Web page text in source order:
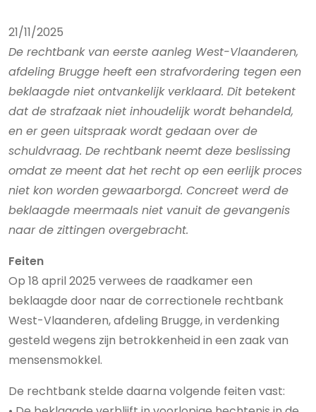
21/11/2025
De rechtbank van eerste aanleg West-Vlaanderen,
afdeling Brugge heeft een strafvordering tegen een
beklaagde niet ontvankelijk verklaard. Dit betekent
dat de strafzaak niet inhoudelijk wordt behandeld,
en er geen uitspraak wordt gedaan over de
schuldvraag. De rechtbank neemt deze beslissing
omdat ze meent dat het recht op een eerlijk proces
niet kon worden gewaarborgd. Concreet werd de
beklaagde meermaals niet vanuit de gevangenis
naar de zittingen overgebracht.
Feiten
Op 18 april 2025 verwees de raadkamer een
beklaagde door naar de correctionele rechtbank
West-Vlaanderen, afdeling Brugge, in verdenking
gesteld wegens zijn betrokkenheid in een zaak van
mensensmokkel.
De rechtbank stelde daarna volgende feiten vast: